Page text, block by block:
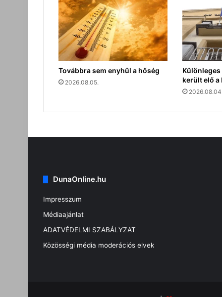
Továbbra sem enyhül a hőség
2026.08.05.
került elő a
DunaOnline.hu
Impresszum
Médiaajánlat
ADATVÉDELMI SZABÁLYZAT
Közösségi média moderációs elvek